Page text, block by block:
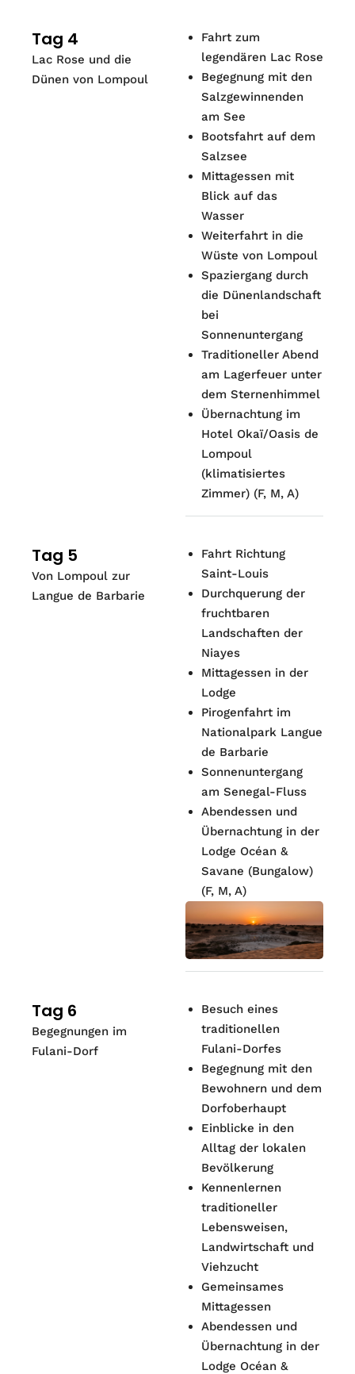
Tag 4
Lac Rose und die
Dünen von Lompoul
Fahrt zum
legendären Lac Rose
Begegnung mit den
Salzgewinnenden
am See
Bootsfahrt auf dem
Salzsee
Mittagessen mit
Blick auf das
Wasser
Weiterfahrt in die
Wüste von Lompoul
Spaziergang durch
die Dünenlandschaft
bei
Sonnenuntergang
Traditioneller Abend
am Lagerfeuer unter
dem Sternenhimmel
Übernachtung im
Hotel Okaï/Oasis de
Lompoul
(klimatisiertes
Zimmer) (F, M, A)
Tag 5
Von Lompoul zur
Langue de Barbarie
Fahrt Richtung
Saint-Louis
Durchquerung der
fruchtbaren
Landschaften der
Niayes
Mittagessen in der
Lodge
Pirogenfahrt im
Nationalpark Langue
de Barbarie
Sonnenuntergang
am Senegal-Fluss
Abendessen und
Übernachtung in der
Lodge Océan &
Savane (Bungalow)
(F, M, A)
Tag 6
Begegnungen im
Fulani-Dorf
Besuch eines
traditionellen
Fulani-Dorfes
Begegnung mit den
Bewohnern und dem
Dorfoberhaupt
Einblicke in den
Alltag der lokalen
Bevölkerung
Kennenlernen
traditioneller
Lebensweisen,
Landwirtschaft und
Viehzucht
Gemeinsames
Mittagessen
Abendessen und
Übernachtung in der
Lodge Océan &